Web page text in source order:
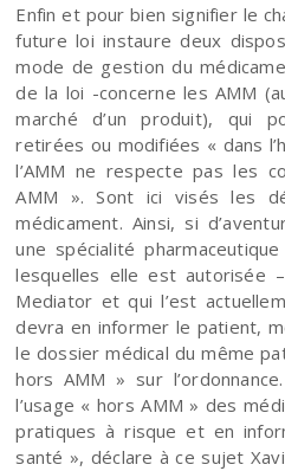
Enfin et pour bien signifier le
future loi instaure deux
mode de gestion du
de la loi -concerne les AMM
marché d’un produit), qui
retirées ou modifiées « dans
l’AMM ne respecte pas les
AMM ». Sont ici visés les
médicament. Ainsi, si
une spécialité
lesquelles elle est autorisée
Mediator et qui l’est
devra en informer le patient,
le dossier médical du même
hors AMM » sur
l’usage « hors AMM » des
pratiques à risque et en
santé », déclare à ce sujet